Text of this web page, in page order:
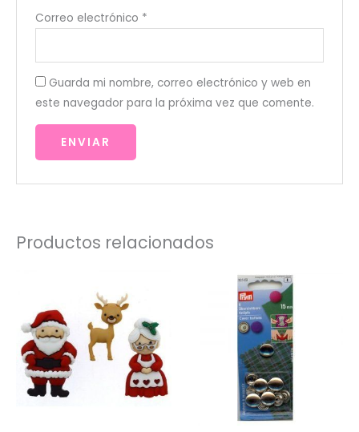
Correo electrónico *
Guarda mi nombre, correo electrónico y web en
este navegador para la próxima vez que comente.
Productos relacionados